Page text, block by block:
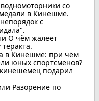
со
в Кинешме.
с
О чём жалеет
в Кинешме: при чём
юных спортсменов?
подарил
Разорение по